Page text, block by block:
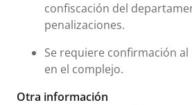
confiscación del
penalizaciones.
Se requiere confirmación al
en el complejo.
Otra información